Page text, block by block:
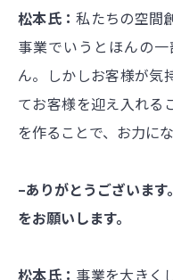
松本氏：私たちの空間
事業でいうとほんの
ん。しかしお客様が気
てお客様を迎え入れる
を作ることで、お力に
–ありがとうございま
をお願いします。
松本氏： 事業を大きく